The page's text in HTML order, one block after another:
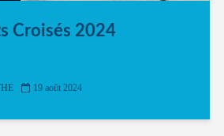
Croisés 2024
19 août 2024